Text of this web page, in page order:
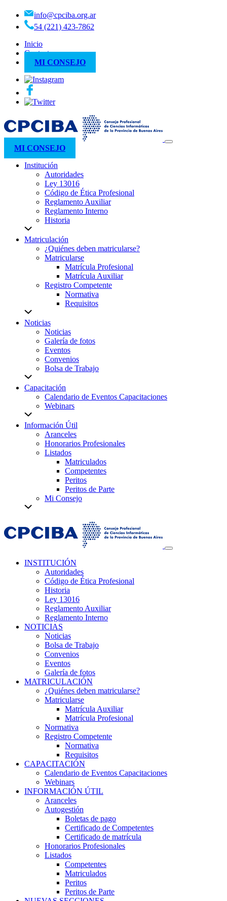
info@cpciba.org.ar
54 (221) 423-7862
Inicio
Contacto
MI CONSEJO
MI CONSEJO
Institución
Autoridades
Ley 13016
Código de Ética Profesional
Reglamento Auxiliar
Reglamento Interno
Historia
Matriculación
¿Quiénes deben matricularse?
Matricularse
Matrícula Profesional
Matrícula Auxiliar
Registro Competente
Normativa
Requisitos
Noticias
Noticias
Galería de fotos
Eventos
Convenios
Bolsa de Trabajo
Capacitación
Calendario de Eventos Capacitaciones
Webinars
Información Útil
Aranceles
Honorarios Profesionales
Listados
Matriculados
Competentes
Peritos
Peritos de Parte
Mi Consejo
INSTITUCIÓN
Autoridades
Código de Ética Profesional
Historia
Ley 13016
Reglamento Auxiliar
Reglamento Interno
NOTICIAS
Noticias
Bolsa de Trabajo
Convenios
Eventos
Galería de fotos
MATRICULACIÓN
¿Quiénes deben matricularse?
Matricularse
Matrícula Auxiliar
Matrícula Profesional
Normativa
Registro Competente
Normativa
Requisitos
CAPACITACIÓN
Calendario de Eventos Capacitaciones
Webinars
INFORMACIÓN ÚTIL
Aranceles
Autogestión
Boletas de pago
Certificado de Competentes
Certificado de matrícula
Honorarios Profesionales
Listados
Competentes
Matriculados
Peritos
Peritos de Parte